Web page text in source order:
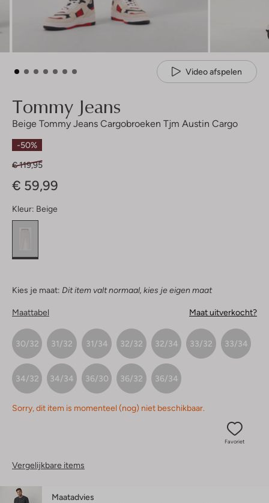
Video afspelen
Tommy Jeans
Beige Tommy Jeans Cargobroeken Tjm Austin Cargo
-50%
€ 119,95
€ 59,99
Kleur: Beige
Kies je maat: Dit item valt normaal, kies je eigen maat
Maattabel Maat uitverkocht?
30/32 31/32 31/34 32/32 32/34 33/32 33/34
34/32 34/34 36/30 36/32 36/34
Sorry, dit item is momenteel (nog) niet beschikbaar.
Favoriet
Vergelijkbare items
Maatadvies